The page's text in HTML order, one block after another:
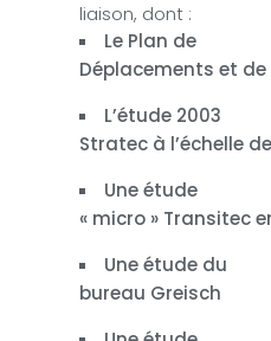
liaison, dont :
Le Plan de
Déplacements et de
L’étude 2003
Stratec à l’échelle
Une étude
« micro » Transitec
Une étude du
bureau Greisch